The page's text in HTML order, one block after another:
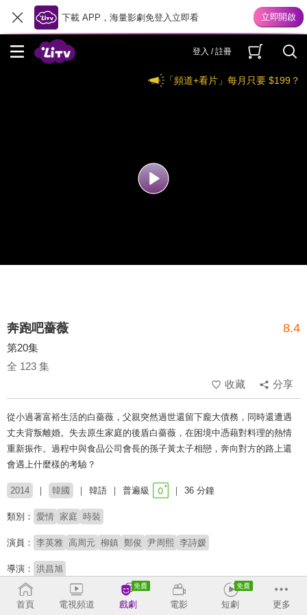
下載 APP，海量影劇免登入立即看
登入 / 註冊
「頻道+看片」每月只要 $199？
奔跑吧薔薇 8.4
第20集
全 123 集
收藏
分享
從小過著富裕生活的白薔薇，父親突然過世還留下龐大債務，同時還遭遇
丈夫背叛離婚。失去原生家庭的後盾白薔薇，在困境中憑藉對料理的熱情
重新振作。過程中與食品公司會長的孫子黃太子相戀，奔向對方的路上還
會遇上什麼樣的考驗？
2014 韓國 韓語 普遍級 36 分鐘
類別： 愛情 家庭 時裝
演員： 李英雅 高周元 柳鎮 鄭俊 尹周熙 李詩媛
導演： 洪昌旭
首頁 電視頻道 戲劇 電影 短劇 更多